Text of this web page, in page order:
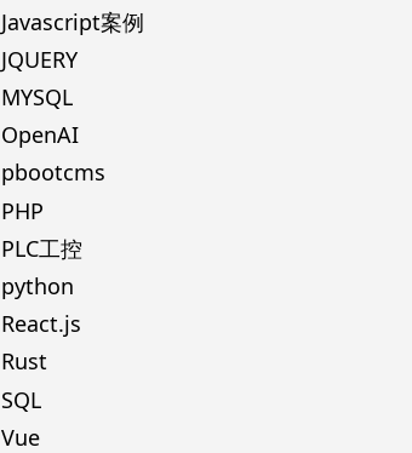
Javascript案例
JQUERY
MYSQL
OpenAI
pbootcms
PHP
PLC工控
python
React.js
Rust
SQL
Vue